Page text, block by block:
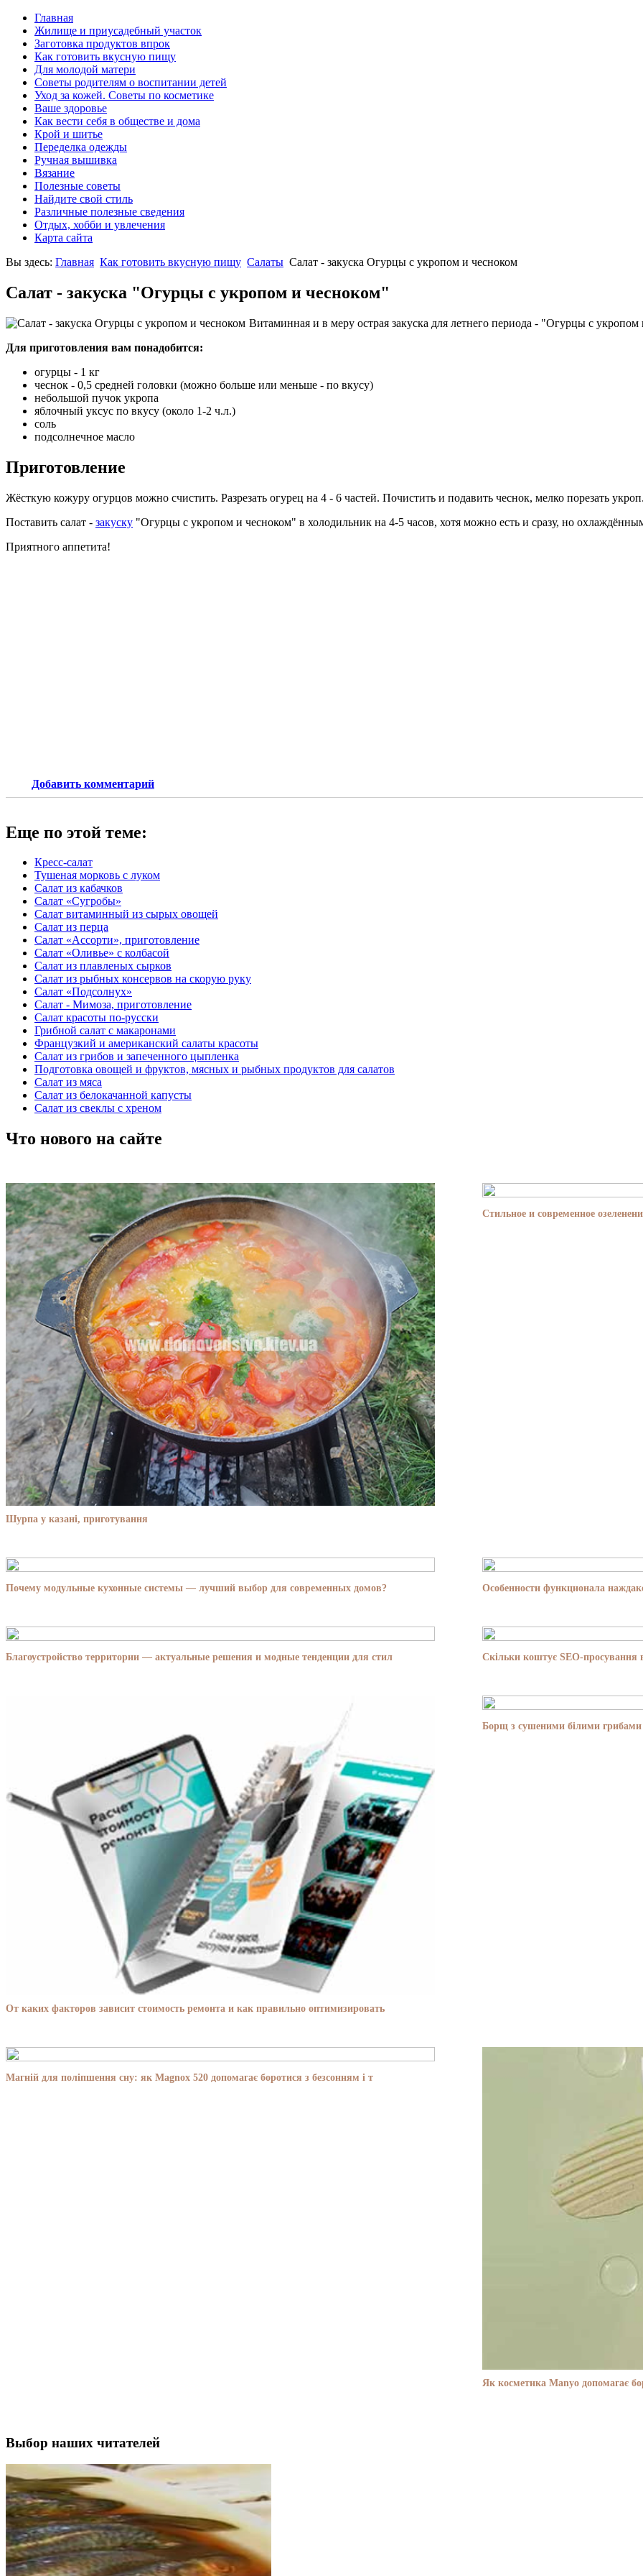
Главная
Жилище и приусадебный участок
Заготовка продуктов впрок
Как готовить вкусную пищу
Для молодой матери
Советы родителям о воспитании детей
Уход за кожей. Советы по косметике
Ваше здоровье
Как вести себя в обществе и дома
Крой и шитье
Переделка одежды
Ручная вышивка
Вязание
Полезные советы
Найдите свой стиль
Различные полезные сведения
Отдых, хобби и увлечения
Карта сайта
Вы здесь: Главная Как готовить вкусную пищу Салаты Салат - закуска Огурцы с укропом и чесноком
Салат - закуска "Огурцы с укропом и чесноком"
Витаминная и в меру острая закуска для летнего периода - "Огурцы с укропом
Для приготовления вам понадобится:
огурцы - 1 кг
чеснок - 0,5 средней головки (можно больше или меньше - по вкусу)
небольшой пучок укропа
яблочный уксус по вкусу (около 1-2 ч.л.)
соль
подсолнечное масло
Приготовление
Жёсткую кожуру огурцов можно счистить. Разрезать огурец на 4 - 6 частей. Почистить и подавить чеснок, мелко порезать
Поставить салат - закуску "Огурцы с укропом и чесноком" в холодильник на 4-5 часов, хотя можно есть и сразу, но
Приятного аппетита!
Добавить комментарий
Еще по этой теме:
Кресс-салат
Тушеная морковь с луком
Салат из кабачков
Салат «Сугробы»
Салат витаминный из сырых овощей
Салат из перца
Салат «Ассорти», приготовление
Салат «Оливье» с колбасой
Салат из плавленых сырков
Салат из рыбных консервов на скорую руку
Салат «Подсолнух»
Салат - Мимоза, приготовление
Салат красоты по-русски
Грибной салат с макаронами
Французкий и американский салаты красоты
Салат из грибов и запеченного цыпленка
Подготовка овощей и фруктов, мясных и рыбных продуктов для салатов
Салат из мяса
Салат из белокачанной капусты
Салат из свеклы с хреном
Что нового на сайте
Шурпа у казані, приготування
Стильное и современное
Почему модульные кухонные системы — лучший выбор для современных домов? Особенности функционала
Благоустройство территории — актуальные решения и модные тенденции для стил Скільки коштує SEO-просування
От каких факторов зависит стоимость ремонта и как правильно оптимизировать
Борщ з сушеними білими грибами
Магній для поліпшення сну: як Magnox 520 допомагає боротися з безсонням і т
Як косметика Manyo допомагає
Выбор наших читателей